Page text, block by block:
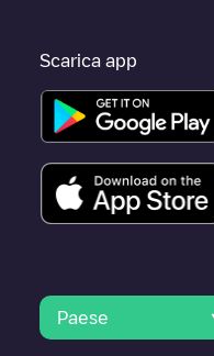
Scarica app
Paese